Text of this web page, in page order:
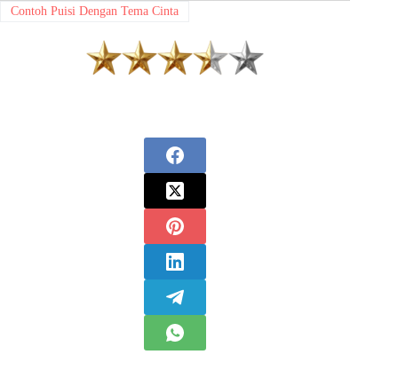
Contoh Puisi Dengan Tema Cinta